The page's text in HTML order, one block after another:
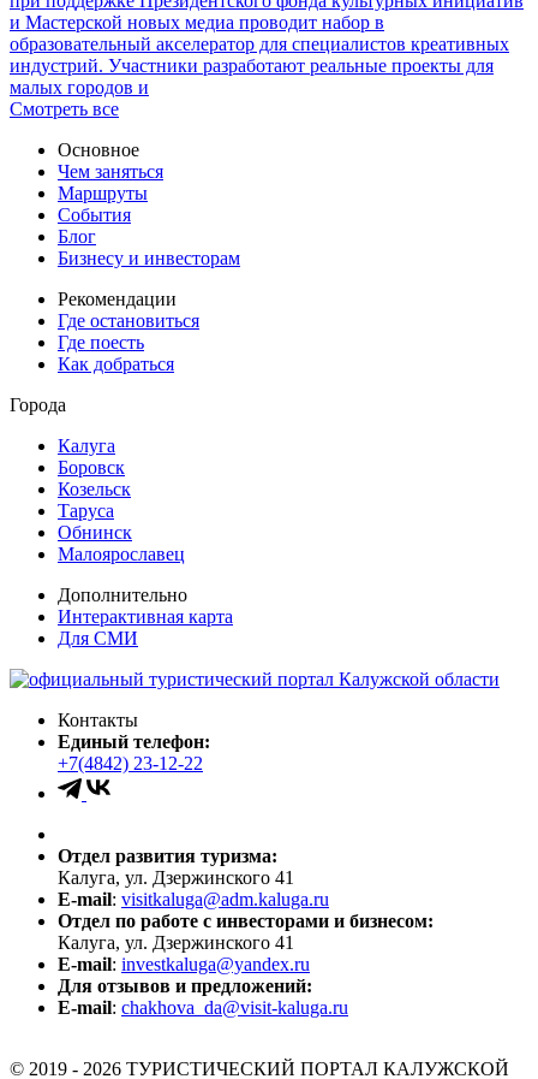
и Мастерской новых медиа проводит набор в
образовательный акселератор для специалистов креативных
индустрий. Участники разработают реальные проекты для
малых городов и
Смотреть все
Основное
Чем заняться
Маршруты
События
Блог
Бизнесу и инвесторам
Рекомендации
Где остановиться
Где поесть
Как добраться
Города
Калуга
Боровск
Козельск
Таруса
Обнинск
Малоярославец
Дополнительно
Интерактивная карта
Для СМИ
Контакты
Единый телефон:
+7(4842) 23-12-22
Отдел развития туризма:
Калуга, ул. Дзержинского 41
E-mail: visitkaluga@adm.kaluga.ru
Отдел по работе с инвесторами и бизнесом:
Калуга, ул. Дзержинского 41
E-mail: investkaluga@yandex.ru
Для отзывов и предложений:
E-mail: chakhova_da@visit-kaluga.ru
© 2019 - 2026 ТУРИСТИЧЕСКИЙ ПОРТАЛ КАЛУЖСКОЙ